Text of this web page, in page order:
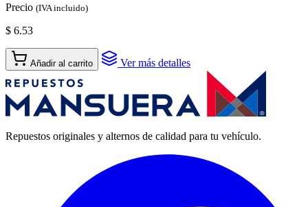
Precio (IVA incluido)
$ 6.53
Añadir al carrito Ver más detalles
Repuestos originales y alternos de calidad para tu vehículo.